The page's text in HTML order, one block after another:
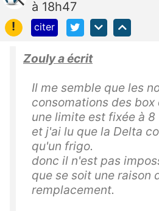
à 18h47
!
citer
Zouly a écrit
Il me semble que les
consomations des
une limite est fixée à 8
et j'ai lu que la Delta
qu'un frigo.
donc il n'est pas
que se soit une raison
remplacement.